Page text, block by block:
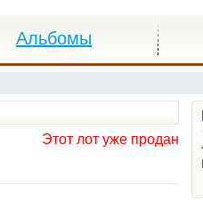
Альбомы
Этот лот уже продан